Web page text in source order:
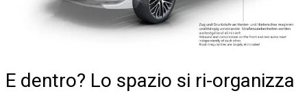
E dentro? Lo spazio si ri-organizza